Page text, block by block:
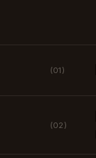
(01)
(02)